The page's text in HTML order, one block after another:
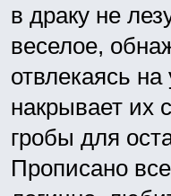
в драку не
веселое,
отвлекаясь
накрывает их
гробы для
Прописано